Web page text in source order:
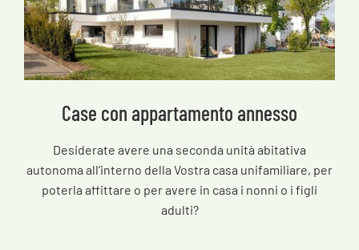
Case con appartamento annesso
Desiderate avere una seconda unità abitativa
autonoma all’interno della Vostra casa unifamiliare, per
poterla affittare o per avere in casa i nonni o i figli
adulti?